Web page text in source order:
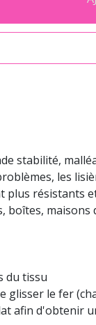
stabilité,
les
résistants
boîtes,
du tissu
glisser le fer
afin d'obtenir